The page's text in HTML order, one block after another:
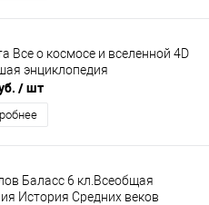
Все о космосе и вселенной 4D
энциклопедия
/ шт
Баласс 6 кл.Всеобщая
История Средних веков